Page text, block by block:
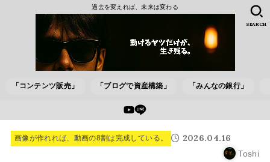
過去を変えれば、未来は変わる
「コンテンツ販売」 「ブログで資産構築」 「みんなの銀行」
SEARCH
画像が作れれば、動画の8割は完成している。 2026.04.16
Toshi